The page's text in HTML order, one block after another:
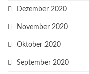
Dezember 2020
November 2020
Oktober 2020
September 2020